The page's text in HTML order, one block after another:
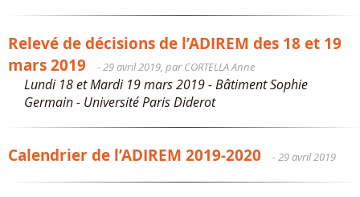
Relevé de décisions de l’ADIREM des 18 et 19
mars 2019
- 29 avril 2019, par CORTELLA Anne
Lundi 18 et Mardi 19 mars 2019 - Bâtiment Sophie
Germain - Université Paris Diderot
Calendrier de l’ADIREM 2019-2020 - 29 avril 2019